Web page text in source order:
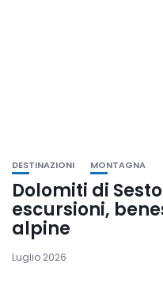
DESTINAZIONI MONTAGNA
Dolomiti di
escursioni,
alpine
Luglio 2026